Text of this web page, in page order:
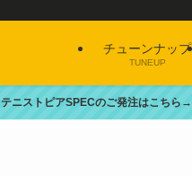
チューンナップ
TUNEUP
テニストピアSPECのご発注はこちら→